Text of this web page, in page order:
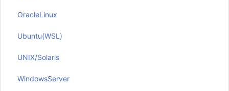
OracleLinux
Ubuntu(WSL)
UNIX/Solaris
WindowsServer